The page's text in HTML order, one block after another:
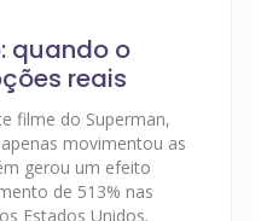
quando o
reais
filme do Superman,
movimentou as
gerou um efeito
de 513% nas
Estados Unidos.